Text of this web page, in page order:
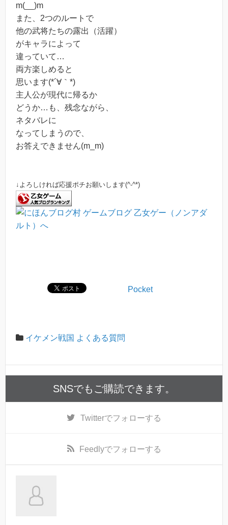
m(__)m
また、2つのルートで
他の武将たちの露出（活躍）
がキャラによって
違っていて…
両方楽しめると
思います(*´∀｀*)
主人公が現代に帰るか
どうか…も、残念ながら、
ネタバレに
なってしまうので、
お答えできません(m_m)
↓よろしければ応援ポチお願いします(^-^*)
Pocket
イケメン戦国 よくある質問
SNSでもご購読できます。
Twitterでフォローする
Feedlyでフォローする